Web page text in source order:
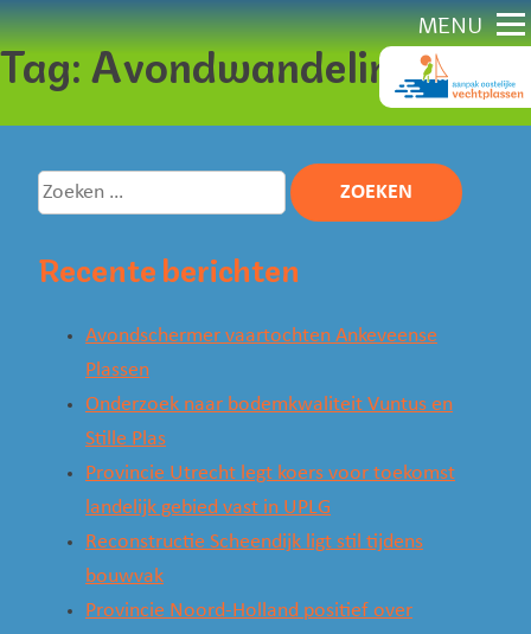
naar
content
MENU
Tag: Avondwandeling
Zoeken
naar:
Recente berichten
Avondschermer vaartochten Ankeveense
Plassen
Onderzoek naar bodemkwaliteit Vuntus en
Stille Plas
Provincie Utrecht legt koers voor toekomst
landelijk gebied vast in UPLG
Reconstructie Scheendijk ligt stil tijdens
bouwvak
Provincie Noord-Holland positief over